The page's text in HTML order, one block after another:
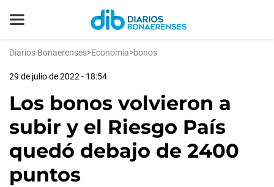
Diarios Bonaerenses>Economía>bonos
29 de julio de 2022 - 18:54
Los bonos volvieron a
subir y el Riesgo País
quedó debajo de 2400
puntos